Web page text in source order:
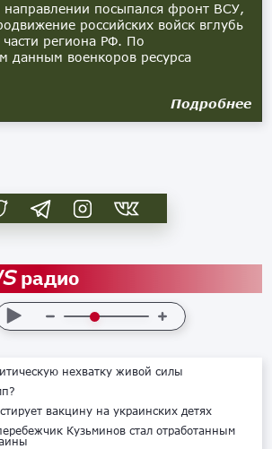
посыпался фронт ВСУ,
российских войск вглубь
региона РФ. По
данным военкоров ресурса
Подробнее
радио
нехватку живой силы
вакцину на украинских детях
Кузьминов стал отработанным